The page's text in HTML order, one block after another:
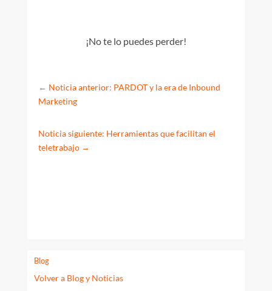
¡No te lo puedes perder!
← Noticia anterior: PARDOT y la era de Inbound
Marketing
Noticia siguiente: Herramientas que facilitan el
teletrabajo→
Blog
Volver a Blog y Noticias